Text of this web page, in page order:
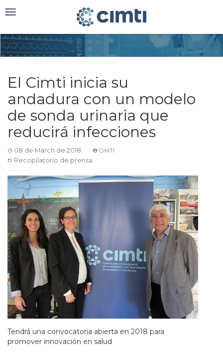
Toggle
El Cimti inicia su
andadura con un modelo
de sonda urinaria que
reducirá infecciones
08 de March de 2018 CIMTI
Recopilatorio de prensa
Tendrá una convocatoria abierta en 2018 para
promover innovación en salud